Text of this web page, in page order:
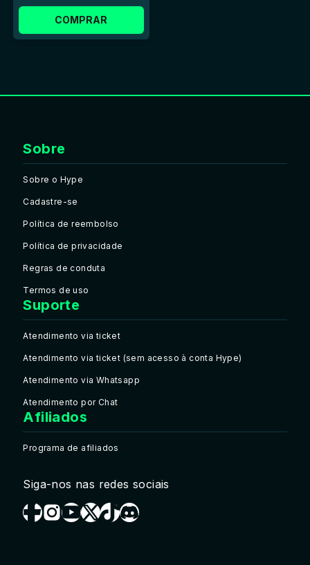
COMPRAR
Sobre
Sobre o Hype
Cadastre-se
Política de reembolso
Política de privacidade
Regras de conduta
Termos de uso
Suporte
Atendimento via ticket
Atendimento via ticket (sem acesso à conta Hype)
Atendimento via Whatsapp
Atendimento por Chat
Afiliados
Programa de afiliados
Siga-nos nas redes sociais